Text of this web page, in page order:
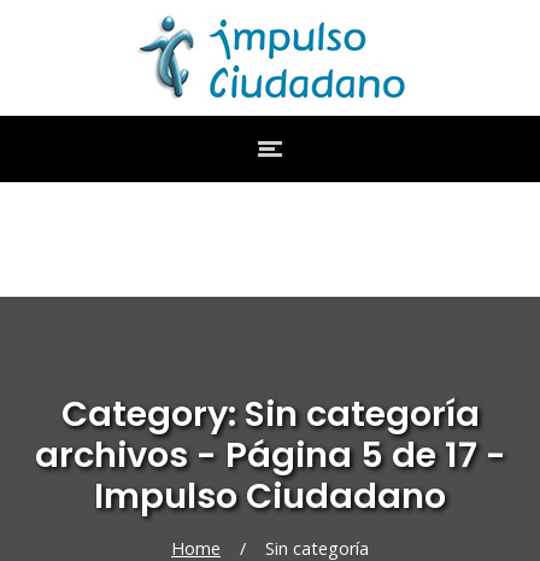
Category: Sin categoría
archivos - Página 5 de 17 -
Impulso Ciudadano
Home / Sin categoría